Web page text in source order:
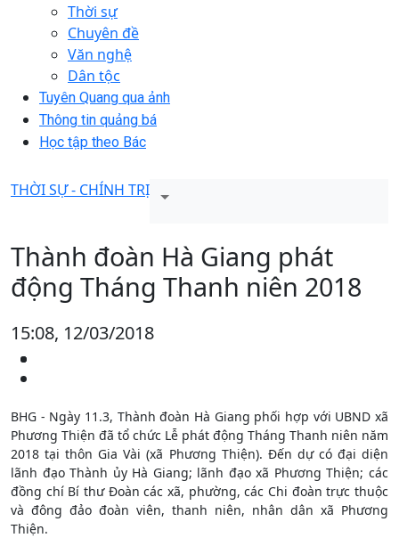
Thời sự
Chuyên đề
Văn nghệ
Dân tộc
Tuyên Quang qua ảnh
Thông tin quảng bá
Học tập theo Bác
THỜI SỰ - CHÍNH TRỊ
Thành đoàn Hà Giang phát
động Tháng Thanh niên 2018
15:08, 12/03/2018
BHG - Ngày 11.3, Thành đoàn Hà Giang phối hợp với UBND xã
Phương Thiện đã tổ chức Lễ phát động Tháng Thanh niên năm
2018 tại thôn Gia Vài (xã Phương Thiện). Đến dự có đại diện
lãnh đạo Thành ủy Hà Giang; lãnh đạo xã Phương Thiện; các
đồng chí Bí thư Đoàn các xã, phường, các Chi đoàn trực thuộc
và đông đảo đoàn viên, thanh niên, nhân dân xã Phương
Thiện.